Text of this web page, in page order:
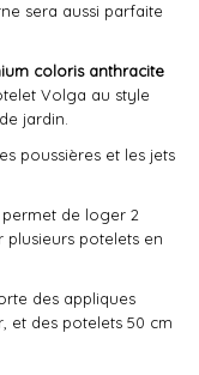
sera aussi parfaite
coloris anthracite
Volga au style
jardin.
poussières et les jets
de loger 2
potelets en
des appliques
et des potelets 50 cm